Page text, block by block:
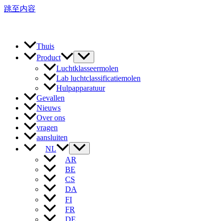
跳至内容
Thuis
Product
Luchtklasseermolen
Lab luchtclassificatiemolen
Hulpapparatuur
Gevallen
Nieuws
Over ons
vragen
aansluiten
NL
AR
BE
CS
DA
FI
FR
DE